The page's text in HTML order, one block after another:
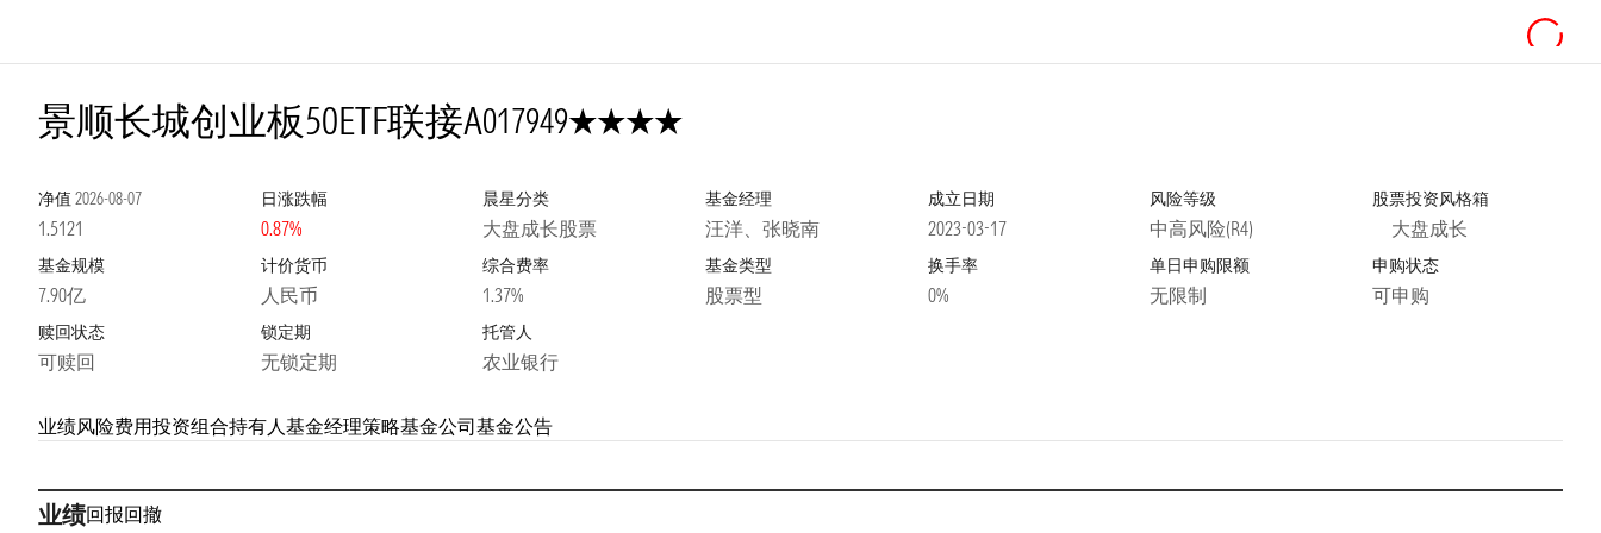
景顺长城创业板50ETF联接A017949
净值 2026-08-07
1.5121
日涨跌幅
0.87%
晨星分类
大盘成长股票
基金经理
汪洋、张晓南
成立日期
2023-03-17
风险等级
中高风险(R4)
股票投资风格箱
大盘成长
基金规模
7.90亿
计价货币
人民币
综合费率
1.37%
基金类型
股票型
换手率
0%
单日申购限额
无限制
申购状态
可申购
赎回状态
可赎回
锁定期
无锁定期
托管人
农业银行
业绩风险费用投资组合持有人基金经理策略基金公司基金公告
业绩回报回撤